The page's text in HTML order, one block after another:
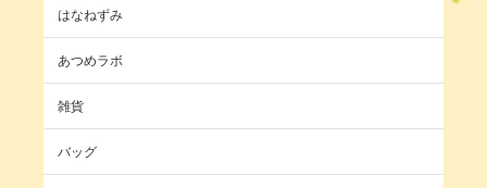
はなねずみ
あつめラボ
雑貨
バッグ